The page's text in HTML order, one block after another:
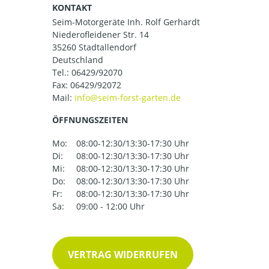
KONTAKT
Seim-Motorgeräte Inh. Rolf Gerhardt
Niederofleidener Str. 14
35260 Stadtallendorf
Deutschland
Tel.: 06429/92070
Fax: 06429/92072
Mail:
ÖFFNUNGSZEITEN
Mo:
08:00-12:30/13:30-17:30 Uhr
Di:
08:00-12:30/13:30-17:30 Uhr
Mi:
08:00-12:30/13:30-17:30 Uhr
Do:
08:00-12:30/13:30-17:30 Uhr
Fr:
08:00-12:30/13:30-17:30 Uhr
Sa:
09:00 - 12:00 Uhr
VERTRAG WIDERRUFEN